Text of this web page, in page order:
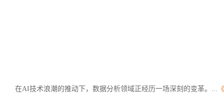
在AI技术浪潮的推动下，数据分析领域正经历一场深刻的变革。...